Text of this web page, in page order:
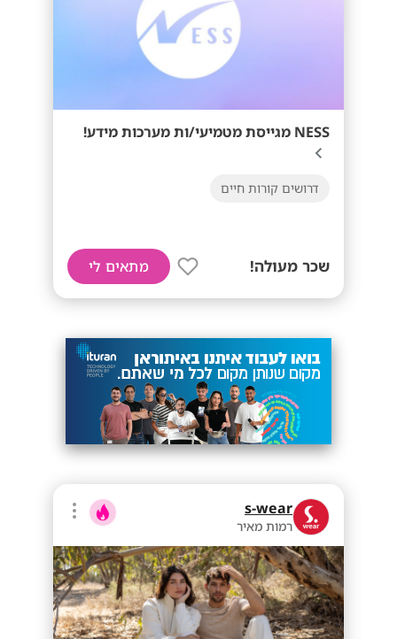
NESS מגייסת מטמיעי/ות מערכות מידע!
דרושים קורות חיים
שכר מעולה! מתאים לי
s-wear
רמות מאיר